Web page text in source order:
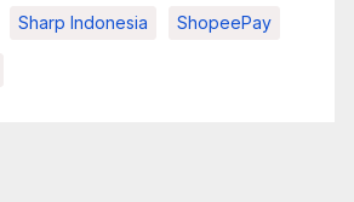
Sharp Indonesia ShopeePay